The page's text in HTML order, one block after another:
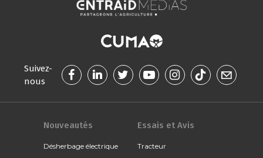
Suivez-
nous
Nouveautés
Désherbage électrique
Essais et Avis
Tracteur